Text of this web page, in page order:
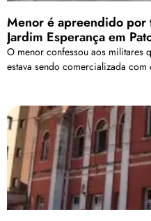
Menor é apreendido
Jardim Esperança em
O menor confessou aos militares
estava sendo comercializada